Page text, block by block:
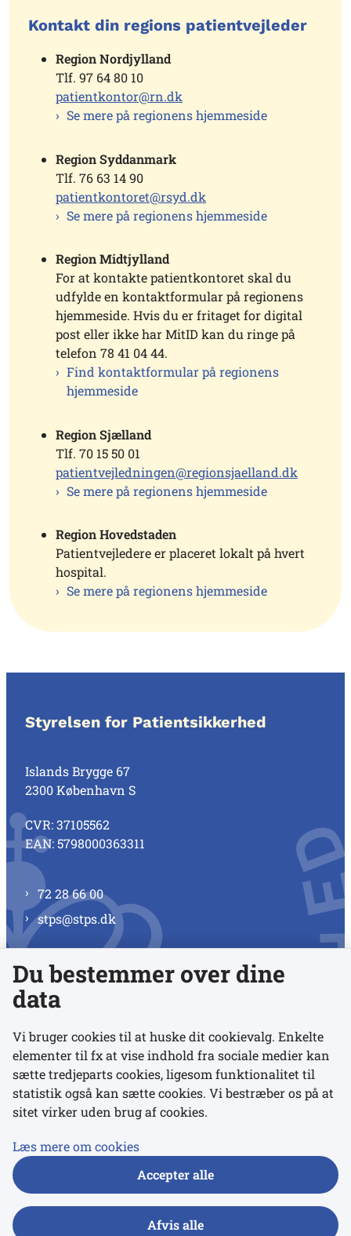
Kontakt din regions patientvejleder
Region Nordjylland
Tlf. 97 64 80 10
patientkontor@rn.dk
Se mere på regionens hjemmeside
Region Syddanmark
Tlf. 76 63 14 90
patientkontoret@rsyd.dk
Se mere på regionens hjemmeside
Region Midtjylland
For at kontakte patientkontoret skal du
udfylde en kontaktformular på regionens
hjemmeside. Hvis du er fritaget for digital
post eller ikke har MitID kan du ringe på
telefon 78 41 04 44.
Find kontaktformular på regionens
hjemmeside
Region Sjælland
Tlf. 70 15 50 01
patientvejledningen@regionsjaelland.dk
Se mere på regionens hjemmeside
Region Hovedstaden
Patientvejledere er placeret lokalt på hvert
hospital.
Se mere på regionens hjemmeside
Styrelsen for Patientsikkerhed
Islands Brygge 67
2300 København S
CVR: 37105562
EAN: 5798000363311
72 28 66 00
stps@stps.dk
Se alle kontaktnumre
Links
Udgivelser
Tilgængelighedserklæring
Du bestemmer over dine
data
Vi bruger cookies til at huske dit cookievalg. Enkelte
elementer til fx at vise indhold fra sociale medier kan
sætte tredjeparts cookies, ligesom funktionalitet til
statistik også kan sætte cookies. Vi bestræber os på at
sitet virker uden brug af cookies.
Læs mere om cookies
Accepter alle
Afvis alle